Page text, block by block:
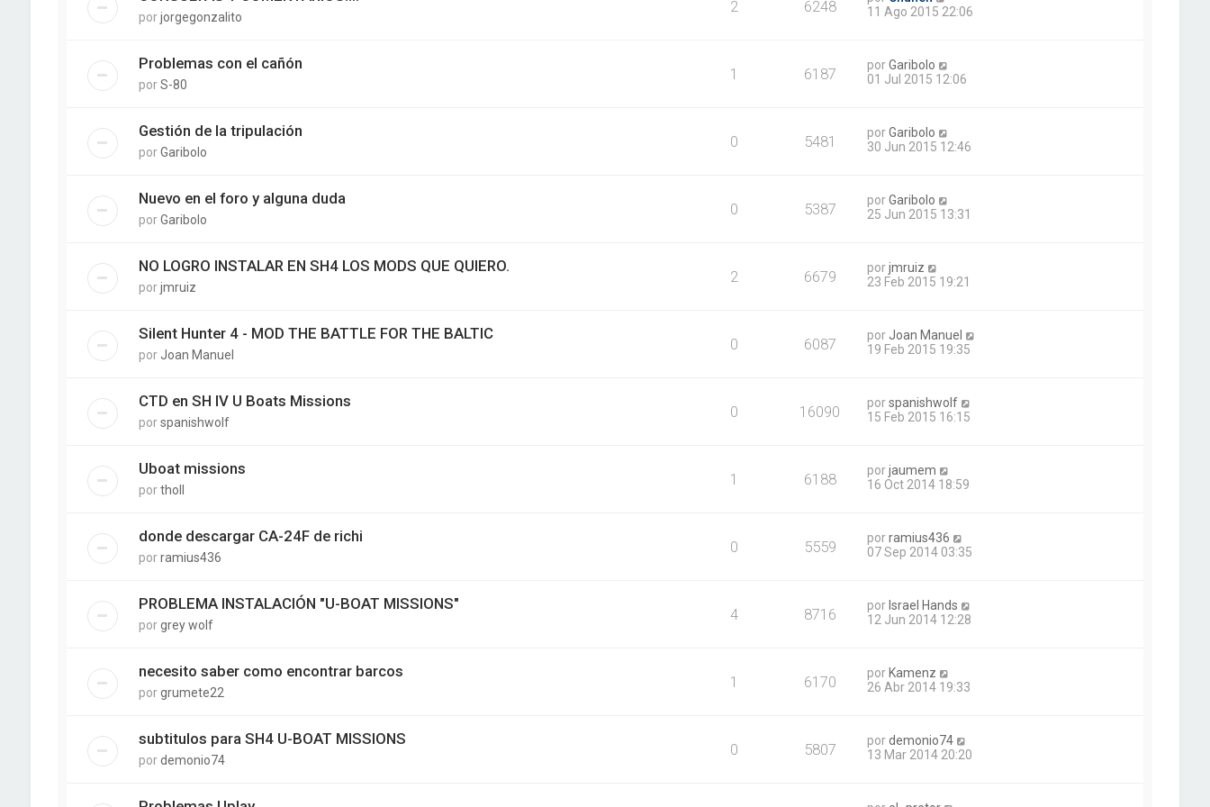
porjorgegonzalito
2 6248
11 Ago 2015 22:06
Problemas con el cañón
porS-80
1 6187 porGaribolo
01 Jul 2015 12:06
Gestión de la tripulación
porGaribolo
0 5481 porGaribolo
30 Jun 2015 12:46
Nuevo en el foro y alguna duda
porGaribolo
0 5387 porGaribolo
25 Jun 2015 13:31
NO LOGRO INSTALAR EN SH4 LOS MODS QUE QUIERO.
porjmruiz
2 6679 porjmruiz
23 Feb 2015 19:21
Silent Hunter 4 - MOD THE BATTLE FOR THE BALTIC
por Joan Manuel
0 6087 por Joan Manuel
19 Feb 2015 19:35
CTD en SH IV U Boats Missions
porspanishwolf
0 16090 porspanishwolf
15 Feb 2015 16:15
Uboat missions
portholl
1 6188 porjaumem
16 Oct 2014 18:59
donde descargar CA-24F de richi
porramius436
0 5559 porramius436
07 Sep 2014 03:35
PROBLEMA INSTALACIÓN "U-BOAT MISSIONS"
porgrey wolf
4 8716 por Israel Hands
12 Jun 2014 12:28
necesito saber como encontrar barcos
porgrumete22
1 6170 por Kamenz
26 Abr 2014 19:33
subtitulos para SH4 U-BOAT MISSIONS
pordemonio74
0 5807 pordemonio74
13 Mar 2014 20:20